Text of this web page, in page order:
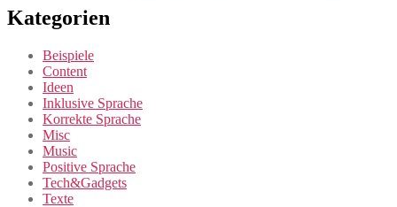
cookies“
Kategorien
Beispiele
Content
Ideen
Inklusive Sprache
Korrekte Sprache
Misc
Music
Positive Sprache
Tech&Gadgets
Texte